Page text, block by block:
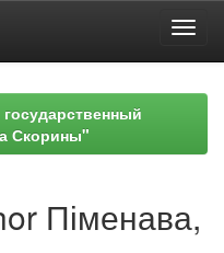
Скорины"
Піменава,